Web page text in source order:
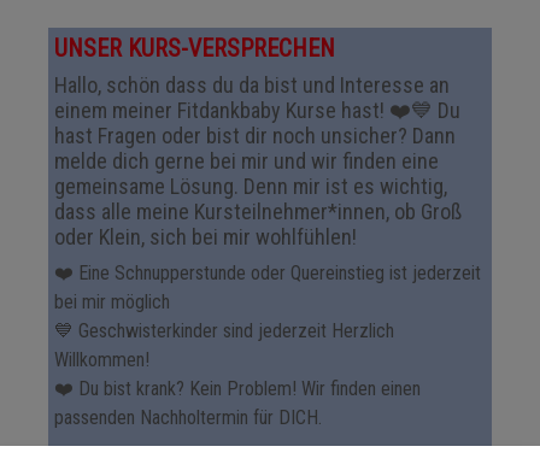
UNSER KURS-VERSPRECHEN
Hallo, schön dass du da bist und Interesse an
einem meiner Fitdankbaby Kurse hast! ❤️💙 Du
hast Fragen oder bist dir noch unsicher? Dann
melde dich gerne bei mir und wir finden eine
gemeinsame Lösung. Denn mir ist es wichtig,
dass alle meine Kursteilnehmer*innen, ob Groß
oder Klein, sich bei mir wohlfühlen!
❤️ Eine Schnupperstunde oder Quereinstieg ist jederzeit
bei mir möglich
💙 Geschwisterkinder sind jederzeit Herzlich
Willkommen!
❤️ Du bist krank? Kein Problem! Wir finden einen
passenden Nachholtermin für DICH.